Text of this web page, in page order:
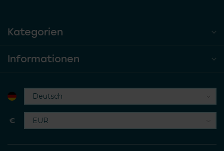
Kategorien
Informationen
€